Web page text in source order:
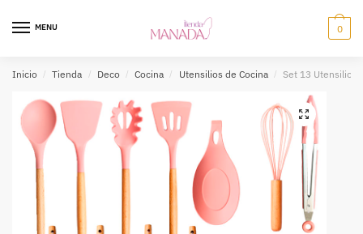
MENU 0
Inicio / Tienda / Deco / Cocina / Utensilios de Cocina / Set 13 Utensilios